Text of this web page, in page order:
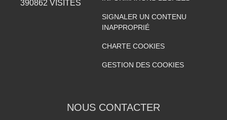
390862 VISITES
SIGNALER UN CONTENU
INAPPROPRIÉ
CHARTE COOKIES
GESTION DES COOKIES
NOUS CONTACTER